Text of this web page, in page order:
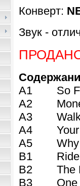
Конверт:
Звук -
A1 So
A2
A3 Walk
A4 Your
A5 Why
B1 Ride
B2 The
B3 One